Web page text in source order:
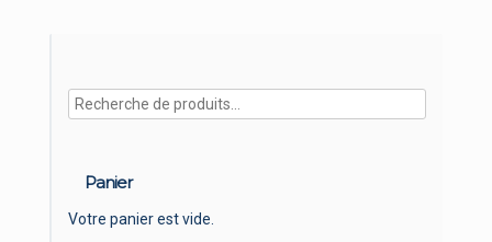
Panier
Votre panier est vide.